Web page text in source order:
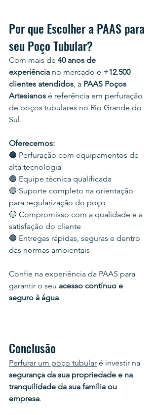
Por que Escolher a PAAS para
seu Poço Tubular?
Com mais de 40 anos de
experiência no mercado e +12.500
clientes atendidos, a PAAS Poços
Artesianos é referência em perfuração
de poços tubulares no Rio Grande do
Sul.
Oferecemos:
🔵 Perfuração com equipamentos de
alta tecnologia
🔵 Equipe técnica qualificada
🔵 Suporte completo na orientação
para regularização do poço
🔵 Compromisso com a qualidade e a
satisfação do cliente
🔵 Entregas rápidas, seguras e dentro
das normas ambientais
Confie na experiência da PAAS para
garantir o seu acesso contínuo e
seguro à água.
Conclusão
Perfurar um poço tubular é investir na
segurança da sua propriedade e na
tranquilidade da sua família ou
empresa.